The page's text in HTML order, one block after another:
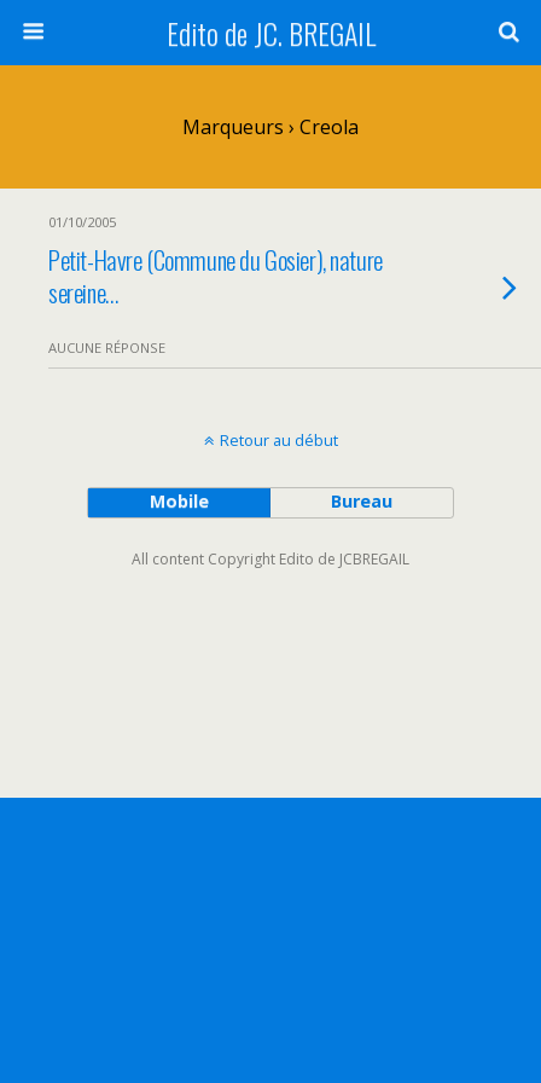
Edito de JC. BREGAIL
Marqueurs › Creola
01/10/2005
Petit-Havre (Commune du Gosier), nature
sereine…
AUCUNE RÉPONSE
Retour au début
Mobile Bureau
All content Copyright Edito de JCBREGAIL